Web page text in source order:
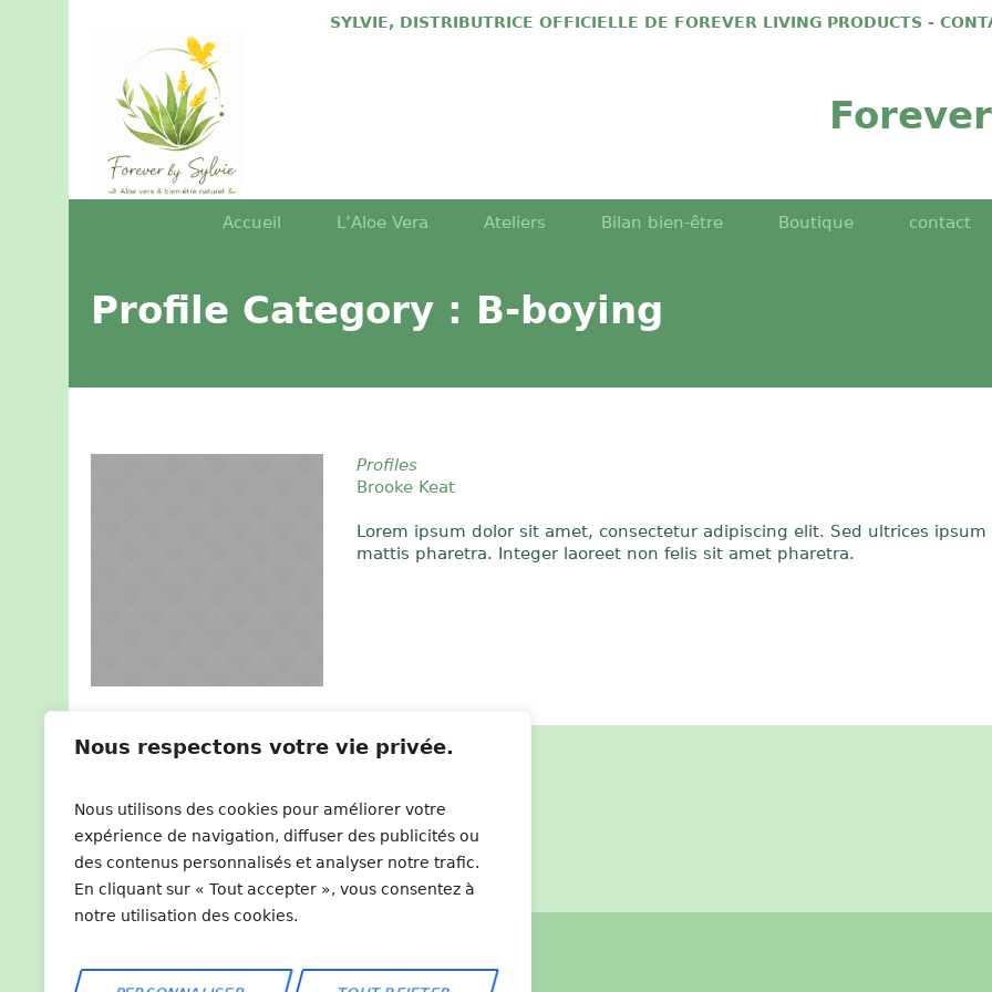
Nous respectons votre vie privée.
Nous utilisons des cookies pour améliorer votre
expérience de navigation, diffuser des publicités ou
des contenus personnalisés et analyser notre trafic.
En cliquant sur « Tout accepter », vous consentez à
notre utilisation des cookies.
SYLVIE, DISTRIBUTRICE OFFICIELLE DE FOREVER LIVING PRODUCTS -
Accueil L’Aloe Vera Ateliers Bilan bien-être Boutique contact
Profile Category : B-boying
Profiles
Brooke Keat
Lorem ipsum dolor sit amet, consectetur adipiscing elit. Sed ultrices ipsum
mattis pharetra. Integer laoreet non felis sit amet pharetra.